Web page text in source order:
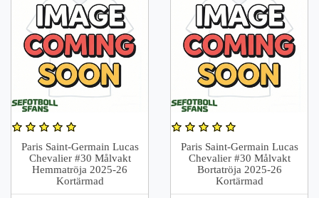
Paris Saint-Germain Lucas
Chevalier #30 Målvakt
Hemmatröja 2025-26
Kortärmad
Paris Saint-Germain Lucas
Chevalier #30 Målvakt
Bortatröja 2025-26
Kortärmad